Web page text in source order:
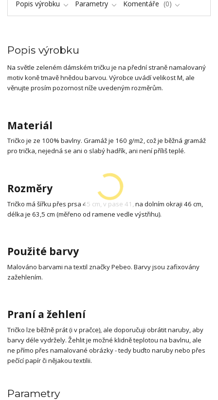
Popis výrobku Parametry Komentáře 0
Popis výrobku
Na světle zeleném dámském tričku je na přední straně namalovaný
motiv koně tmavě hnědou barvou. Výrobce uvádí velikost M, ale
věnujte prosím pozornost níže uvedeným rozměrům.
Materiál
Tričko je ze 100% bavlny. Gramáž je 160 g/m2, což je běžná gramáž
pro trička, nejedná se ani o slabý hadřík, ani není příliš teplé.
Rozměry
Tričko má šířku přes prsa 45 cm, v pase 41, na dolním okraji 46 cm,
délka je 63,5 cm (měřeno od ramene vedle výstřihu).
Použité barvy
Malováno barvami na textil značky Pebeo. Barvy jsou zafixovány
zažehlením.
Praní a žehlení
Tričko lze běžně prát (i v pračce), ale doporučuji obrátit naruby, aby
barvy déle vydržely. Žehlit je možné klidně teplotou na bavlnu, ale
ne přímo přes namalované obrázky - tedy buďto naruby nebo přes
pečící papír či nějakou textilii.
Parametry